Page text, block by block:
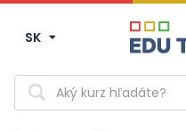
SK
Vyhľadávanie